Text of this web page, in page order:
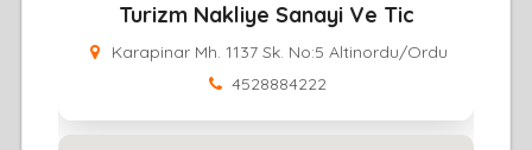
Turizm Nakliye Sanayi Ve Tic
Karapinar Mh. 1137 Sk. No:5 Altinordu/Ordu
4528884222